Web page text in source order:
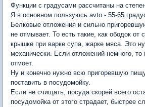
Функции с градусами рассчитаны на
Я в основном пользуюсь avto - 55-65
Белковые отложения и сильно
не отмывает. То есть такие, как ободок от
крышке при варке супа, жарке мяса. Это
механически. Если отложений немного,
отмоет.
Ну и конечно нужно всю пригоревшую
поставить в посудомойку.
Если не счищать, посуда скорей всего
посудомойка от этого страдает, быстрее